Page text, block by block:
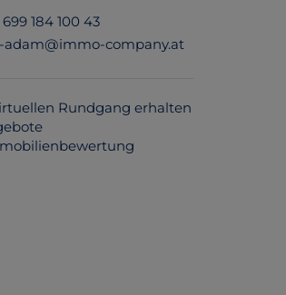
184 100 43
adam@immo-company.at
Rundgang erhalten